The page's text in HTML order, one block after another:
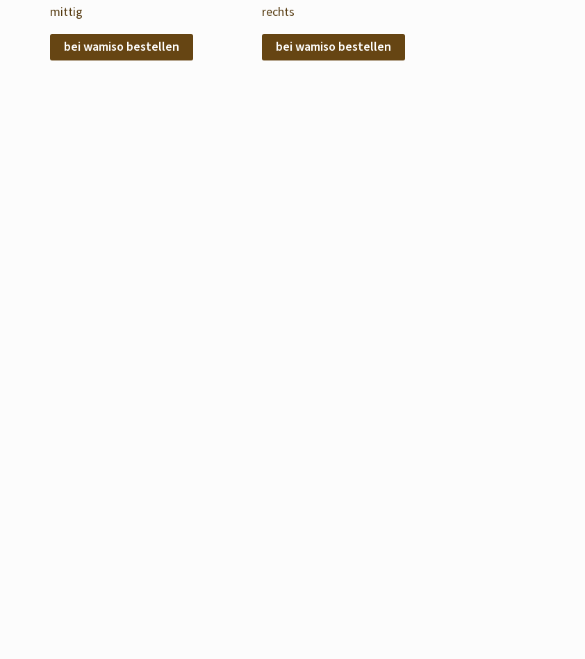
mittig
bei wamiso bestellen
rechts
bei wamiso bestellen